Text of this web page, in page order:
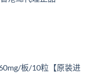
板/10粒【原装进